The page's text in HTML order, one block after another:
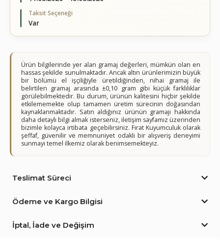
Taksit Seçeneği
Var
Ürün bilgilerinde yer alan gramaj değerleri, mümkün olan en
hassas şekilde sunulmaktadır. Ancak altın ürünlerimizin büyük
bir bölümü el işçiliğiyle üretildiğinden, nihai gramaj ile
belirtilen gramaj arasında ±0,10 gram gibi küçük farklılıklar
görülebilmektedir. Bu durum, ürünün kalitesini hiçbir şekilde
etkilememekte olup tamamen üretim sürecinin doğasından
kaynaklanmaktadır. Satın aldığınız ürünün gramajı hakkında
daha detaylı bilgi almak isterseniz, iletişim sayfamız üzerinden
bizimle kolayca irtibata geçebilirsiniz. Fırat Kuyumculuk olarak
şeffaf, güvenilir ve memnuniyet odaklı bir alışveriş deneyimi
sunmayı temel ilkemiz olarak benimsemekteyiz.
Teslimat Süreci
Ödeme ve Kargo Bilgisi
İptal, İade ve Değişim